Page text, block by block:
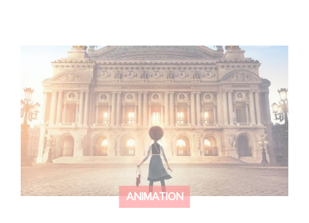
ANIMATION
Gaumont and Good Hero Announce the Sequel to Leap !